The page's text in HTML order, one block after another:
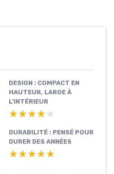
DESIGN : COMPACT EN
HAUTEUR, LARGE À
L’INTÉRIEUR
★★★★★
★★★★★
DURABILITÉ : PENSÉ POUR
DURER DES ANNÉES
★★★★★
★★★★★